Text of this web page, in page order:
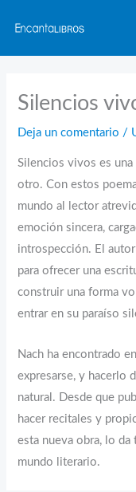
contenido
Silencios
Deja un comentario /
Silencios vivos es
otro. Con estos
mundo al lector
emoción sincera,
introspección. El
para ofrecer una
construir una forma
entrar en su paraíso
Nach ha encontrado
expresarse, y hacerlo
natural. Desde que
hacer recitales y
esta nueva obra, lo da
mundo literario.